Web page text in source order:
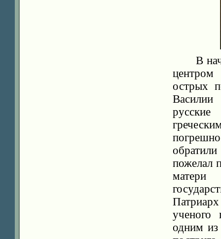
В
острых
Василии
пожелал
одним